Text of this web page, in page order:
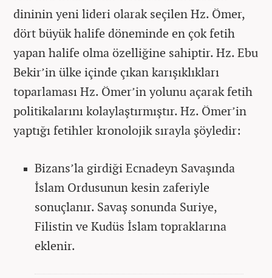
dininin yeni lideri olarak seçilen Hz. Ömer,
dört büyük halife döneminde en çok fetih
yapan halife olma özelliğine sahiptir. Hz. Ebu
Bekir’in ülke içinde çıkan karışıklıkları
toparlaması Hz. Ömer’in yolunu açarak fetih
politikalarını kolaylaştırmıştır. Hz. Ömer’in
yaptığı fetihler kronolojik sırayla şöyledir:
Bizans’la girdiği Ecnadeyn Savaşında
İslam Ordusunun kesin zaferiyle
sonuçlanır. Savaş sonunda Suriye,
Filistin ve Kudüs İslam topraklarına
eklenir.